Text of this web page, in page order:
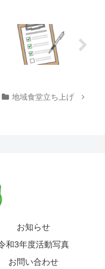
地域食堂立ち上げ
お知らせ
和3年度活動写真
お問い合わせ